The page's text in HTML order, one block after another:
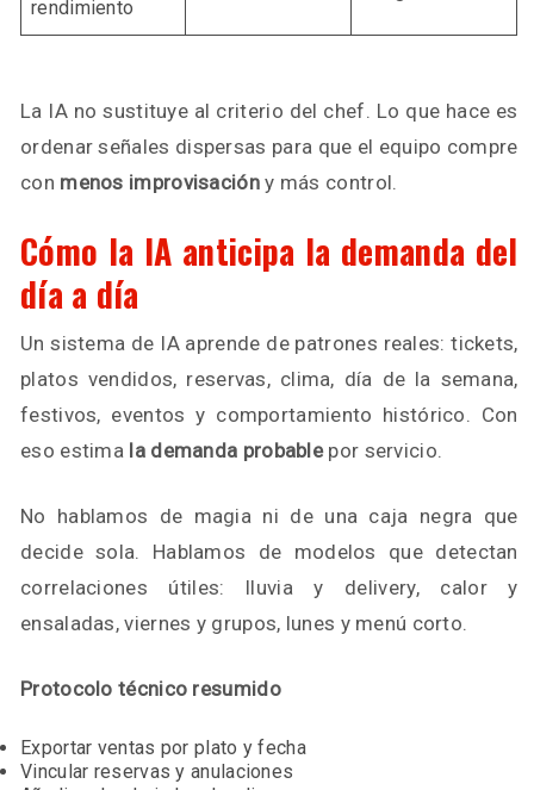
rendimiento
La IA no sustituye al criterio del chef. Lo que hace es
ordenar señales dispersas para que el equipo compre
con menos improvisacióny más control.
Cómo la IA anticipa la demanda del
día a día
Un sistema de IA aprende de patrones reales: tickets,
platos vendidos, reservas, clima, día de la semana,
festivos, eventos y comportamiento histórico. Con
eso estima la demanda probablepor servicio.
No hablamos de magia ni de una caja negra que
decide sola. Hablamos de modelos que detectan
correlaciones útiles: lluvia y delivery, calor y
ensaladas, viernes y grupos, lunes y menú corto.
Protocolo técnico resumido
Exportar ventas por plato y fecha
Vincular reservas y anulaciones